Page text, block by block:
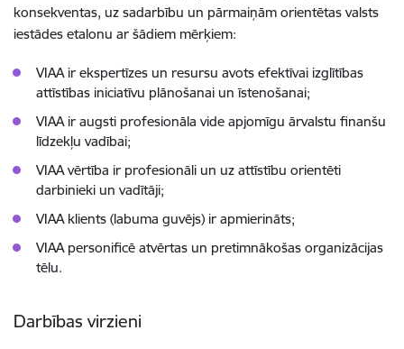
konsekventas, uz sadarbību un pārmaiņām orientētas valsts
iestādes etalonu ar šādiem mērķiem:
VIAA ir ekspertīzes un resursu avots efektīvai izglītības
attīstības iniciatīvu plānošanai un īstenošanai;
VIAA ir augsti profesionāla vide apjomīgu ārvalstu finanšu
līdzekļu vadībai;
VIAA vērtība ir profesionāli un uz attīstību orientēti
darbinieki un vadītāji;
VIAA klients (labuma guvējs) ir apmierināts;
VIAA personificē atvērtas un pretimnākošas organizācijas
tēlu.
Darbības virzieni